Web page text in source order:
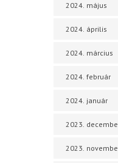
2024. május
2024. április
2024. március
2024. február
2024. január
2023.
2023.